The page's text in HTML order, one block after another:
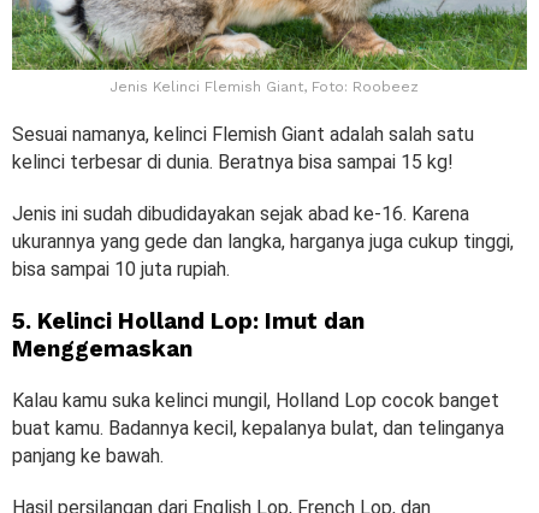
Jenis Kelinci Flemish Giant, Foto: Roobeez
Sesuai namanya, kelinci Flemish Giant adalah salah satu
kelinci terbesar di dunia. Beratnya bisa sampai 15 kg!
Jenis ini sudah dibudidayakan sejak abad ke-16. Karena
ukurannya yang gede dan langka, harganya juga cukup tinggi,
bisa sampai 10 juta rupiah.
5. Kelinci Holland Lop: Imut dan
Menggemaskan
Kalau kamu suka kelinci mungil, Holland Lop cocok banget
buat kamu. Badannya kecil, kepalanya bulat, dan telinganya
panjang ke bawah.
Hasil persilangan dari English Lop, French Lop, dan